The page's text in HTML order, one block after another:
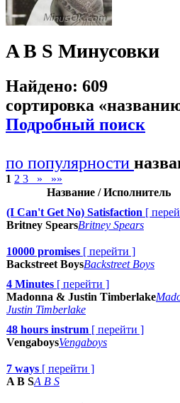
A B S Минусовки
Найдено: 609
сортировка «
Подробный поиск
по популярности
1 2 3 »
»»
Название / Исполнитель
(I Can't Get No) Satisfaction [
Britney SpearsBritney Spears
10000 promises [ перейти ]
Backstreet BoysBackstreet Boys
4 Minutes [ перейти ]
Madonna & Justin Timberlake
Justin Timberlake
48 hours instrum [ перейти ]
VengaboysVengaboys
7 ways [ перейти ]
A B SA B S